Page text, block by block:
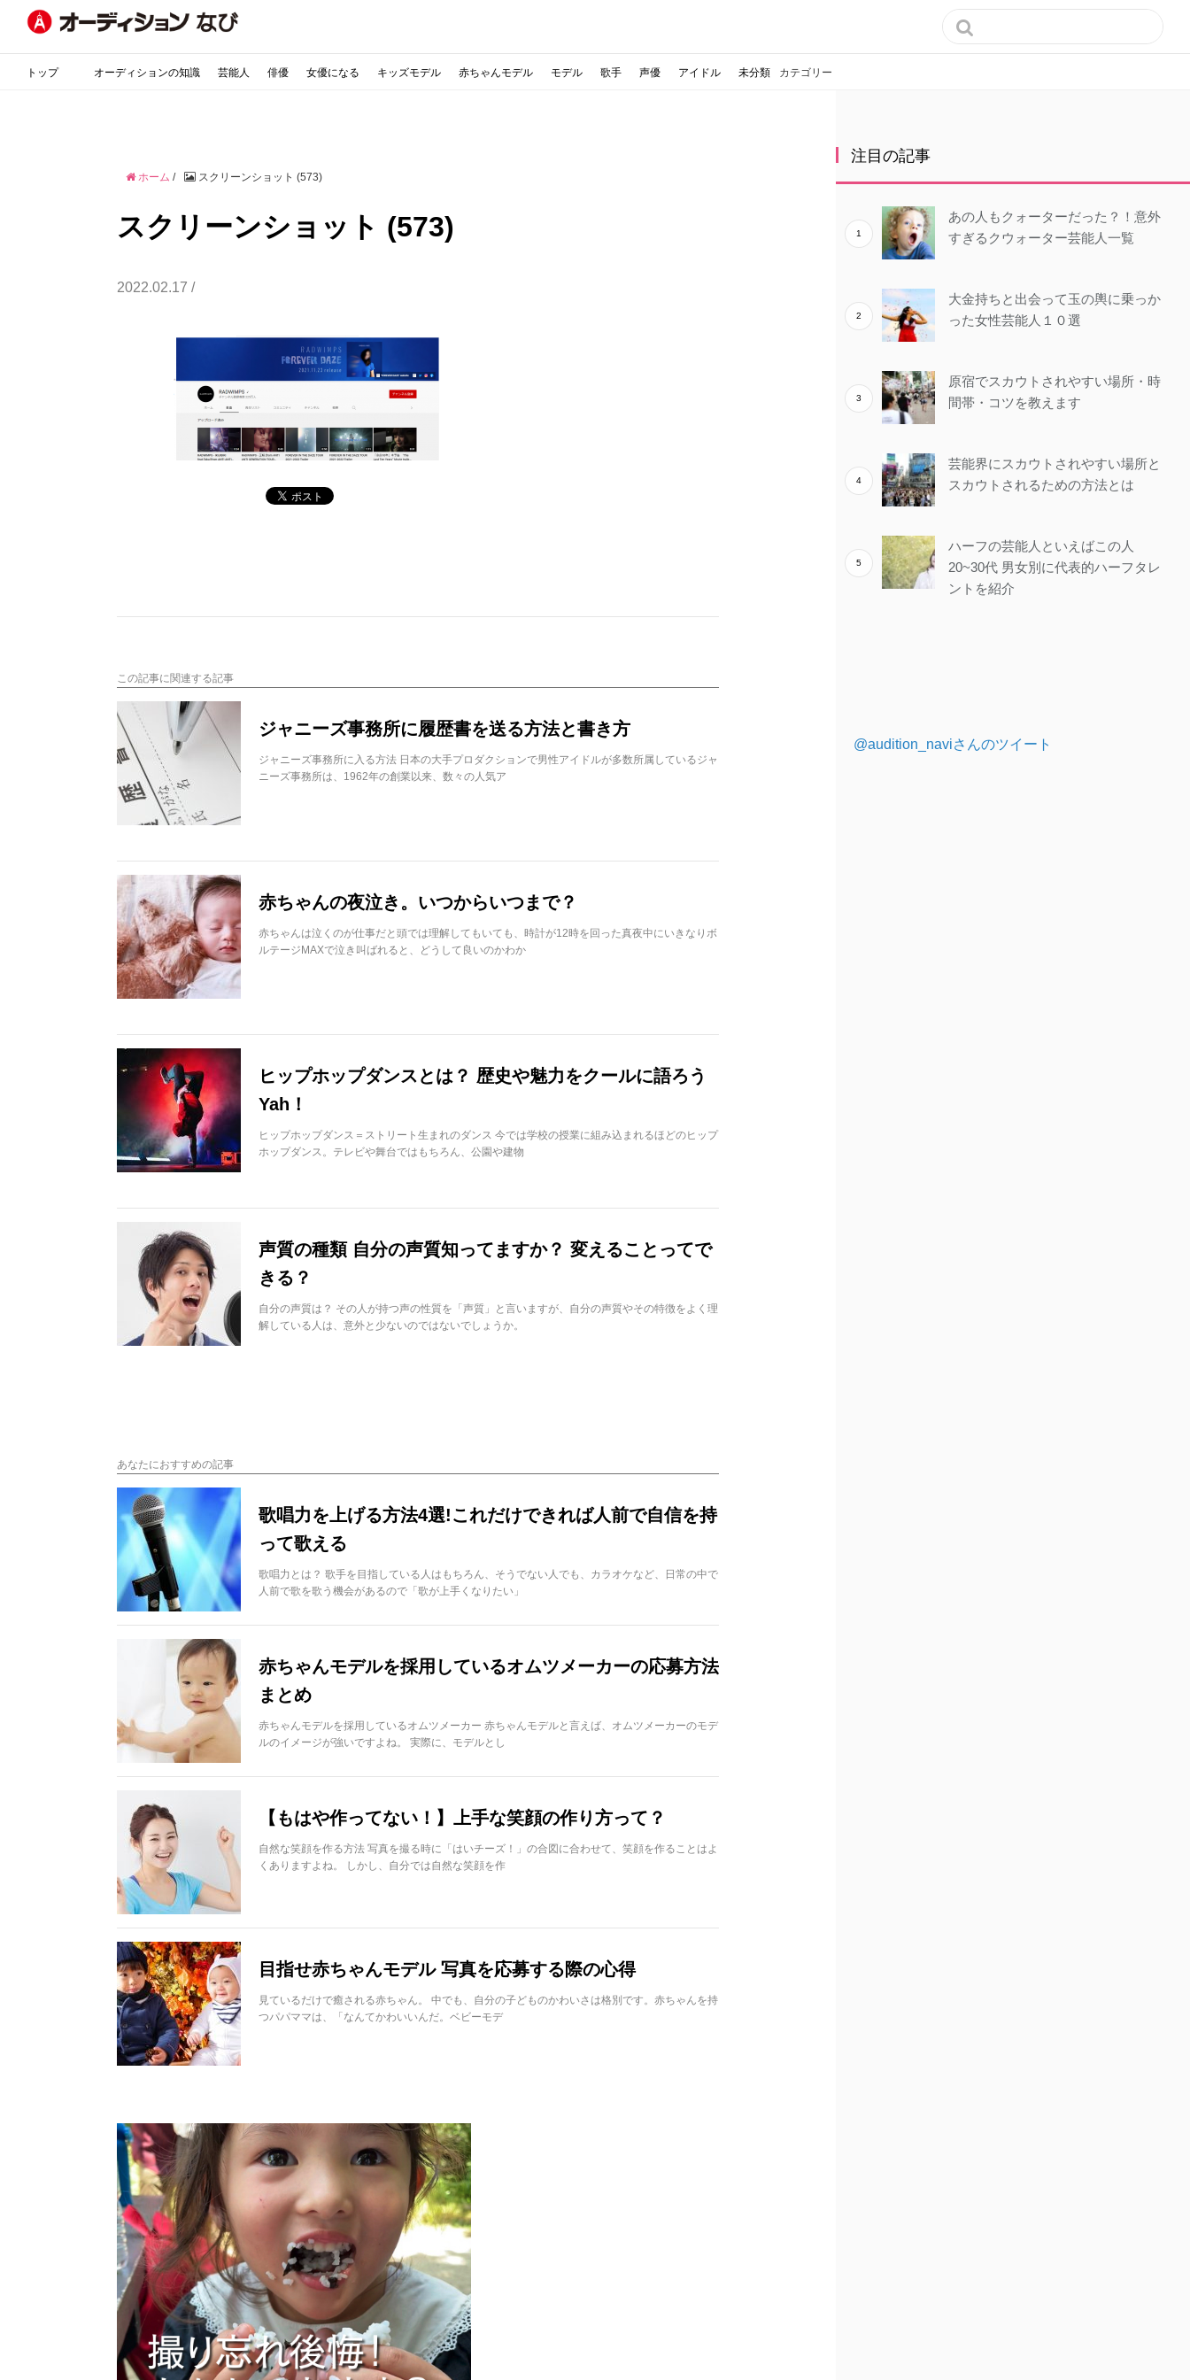

トップ カテゴリー
オーディションの知識 芸能人 俳優 女優になる キッズモデル 赤ちゃんモデル モデル 歌手 声優 アイドル 未分類
ホーム / スクリーンショット (573)
スクリーンショット (573)
2022.02.17 /
この記事に関連する記事
ジャニーズ事務所に履歴書を送る方法と書き方
ジャニーズ事務所に入る方法 日本の大手プロダクションで男性アイドルが多数所属しているジャ
ニーズ事務所は、1962年の創業以来、数々の人気ア
赤ちゃんの夜泣き。いつからいつまで？
赤ちゃんは泣くのが仕事だと頭では理解してもいても、時計が12時を回った真夜中にいきなりボ
ルテージMAXで泣き叫ばれると、どうして良いのかわか
ヒップホップダンスとは？ 歴史や魅力をクールに語ろう
Yah！
ヒップホップダンス＝ストリート生まれのダンス 今では学校の授業に組み込まれるほどのヒップ
ホップダンス。テレビや舞台ではもちろん、公園や建物
声質の種類 自分の声質知ってますか？ 変えることってで
きる？
自分の声質は？ その人が持つ声の性質を「声質」と言いますが、自分の声質やその特徴をよく理
解している人は、意外と少ないのではないでしょうか。
あなたにおすすめの記事
歌唱力を上げる方法4選!これだけできれば人前で自信を持
って歌える
歌唱力とは？ 歌手を目指している人はもちろん、そうでない人でも、カラオケなど、日常の中で
人前で歌を歌う機会があるので「歌が上手くなりたい」
赤ちゃんモデルを採用しているオムツメーカーの応募方法
まとめ
赤ちゃんモデルを採用しているオムツメーカー 赤ちゃんモデルと言えば、オムツメーカーのモデ
ルのイメージが強いですよね。 実際に、モデルとし
【もはや作ってない！】上手な笑顔の作り方って？
自然な笑顔を作る方法 写真を撮る時に「はいチーズ！」の合図に合わせて、笑顔を作ることはよ
くありますよね。 しかし、自分では自然な笑顔を作
目指せ赤ちゃんモデル 写真を応募する際の心得
見ているだけで癒される赤ちゃん。 中でも、自分の子どものかわいさは格別です。赤ちゃんを持
つパパママは、「なんてかわいいんだ。ベビーモデ
注目の記事
あの人もクォーターだった？！意外
すぎるクウォーター芸能人一覧
大金持ちと出会って玉の輿に乗っか
った女性芸能人１０選
原宿でスカウトされやすい場所・時
間帯・コツを教えます
芸能界にスカウトされやすい場所と
スカウトされるための方法とは
ハーフの芸能人といえばこの人
20~30代 男女別に代表的ハーフタレ
ントを紹介
@audition_naviさんのツイート